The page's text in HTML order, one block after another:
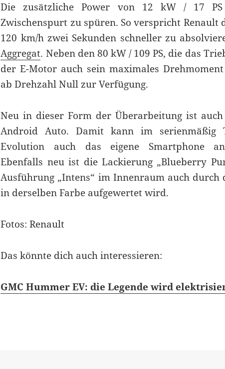
Die zusätzliche Power von 12 kW / 17
Zwischenspurt zu spüren. So verspricht Renault
120 km/h zwei Sekunden schneller zu
Aggregat. Neben den 80 kW / 109 PS, die das
der E-Motor auch sein maximales
ab Drehzahl Null zur Verfügung.
Neu in dieser Form der Überarbeitung ist
Android Auto. Damit kann im serienmäßig
Evolution auch das eigene Smartphone
Ebenfalls neu ist die Lackierung „Blueberry
Ausführung „Intens“ im Innenraum auch durch
in derselben Farbe aufgewertet wird.
Fotos: Renault
Das könnte dich auch interessieren:
GMC Hummer EV: die Legende wird